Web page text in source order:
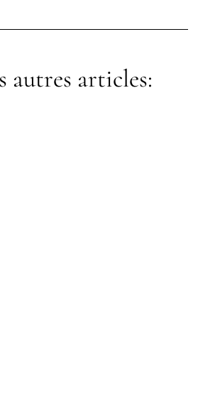
autres articles: